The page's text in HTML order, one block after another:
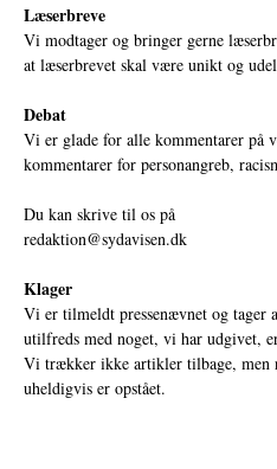
Læserbreve
Vi modtager og bringer gerne
at læserbrevet skal være unikt og
Debat
Vi er glade for alle kommentarer på
kommentarer for personangreb,
Du kan skrive til os på
redaktion@sydavisen.dk
Klager
Vi er tilmeldt pressenævnet og tager
utilfreds med noget, vi har udgivet,
Vi trækker ikke artikler tilbage, men
uheldigvis er opstået.